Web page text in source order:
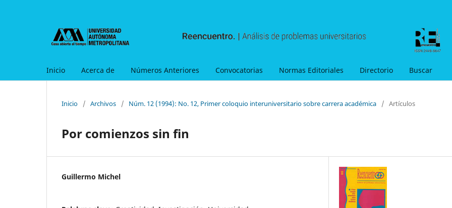
Inicio Acerca de Números Anteriores Convocatorias Normas Editoriales Directorio Buscar
Inicio / Archivos / Núm. 12 (1994): No. 12, Primer coloquio interuniversitario sobre carrera académica / Artículos
Por comienzos sin fin
Guillermo Michel